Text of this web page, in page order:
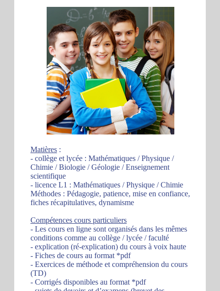
Matières :
- collège et lycée : Mathématiques / Physique /
Chimie / Biologie / Géologie / Enseignement
scientifique
- licence L1 : Mathématiques / Physique / Chimie
Méthodes : Pédagogie, patience, mise en confiance,
fiches récapitulatives, dynamisme
Compétences cours particuliers
- Les cours en ligne sont organisés dans les mêmes
conditions comme au collège / lycée / faculté
- explication (ré-explication) du cours à voix haute
- Fiches de cours au format *pdf
- Exercices de méthode et compréhension du cours
(TD)
- Corrigés disponibles au format *pdf